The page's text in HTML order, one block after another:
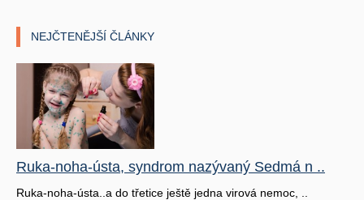
NEJČTENĚJŠÍ ČLÁNKY
Ruka-noha-ústa, syndrom nazývaný Sedmá n ..
Ruka-noha-ústa..a do třetice ještě jedna virová nemoc, ..